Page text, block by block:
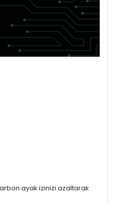
ayak izinizi azaltarak